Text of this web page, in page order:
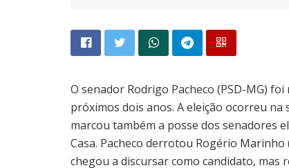
O senador Rodrigo Pacheco (PSD-MG)
próximos dois anos. A eleição ocorreu
marcou também a posse dos senadores
Casa. Pacheco derrotou Rogério Marinho
chegou a discursar como candidato,